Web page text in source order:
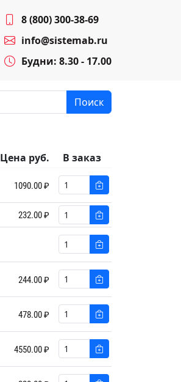
8 (800) 300-38-69
info@sistemab.ru
Будни: 8.30 - 17.00
Поиск
Цена руб. В заказ
1090.00 ₽
232.00 ₽
244.00 ₽
478.00 ₽
4550.00 ₽